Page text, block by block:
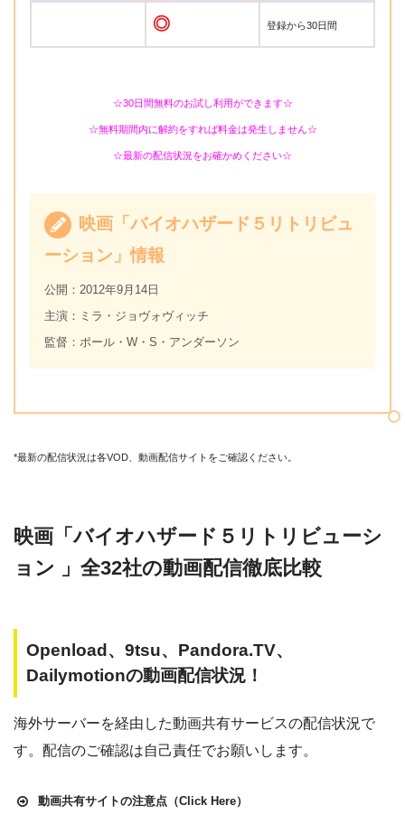
◎ 登録から30日間
☆30日間無料のお試し利用ができます☆
☆無料期間内に解約をすれば料金は発生しません☆
☆最新の配信状況をお確かめください☆
映画「バイオハザード５リトリビュ
ーション」情報
公開：2012年9月14日
主演：ミラ・ジョヴォヴィッチ
監督：ポール・W・S・アンダーソン
*最新の配信状況は各VOD、動画配信サイトをご確認ください。
映画「バイオハザード５リトリビューシ
ョン 」全32社の動画配信徹底比較
Openload、9tsu、Pandora.TV、
Dailymotionの動画配信状況！
海外サーバーを経由した動画共有サービスの配信状況で
す。配信のご確認は自己責任でお願いします。
動画共有サイトの注意点（Click Here）